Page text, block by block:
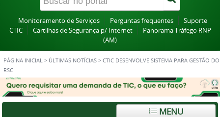
Monitoramento de Serviços Perguntas frequentes
Suporte
CTIC
Cartilhas de Segurança p/ Internet
Panorama Tráfego RNP
(AM)
PÁGINA INICIAL > ÚLTIMAS NOTÍCIAS > CTIC DESENVOLVE SISTEMA PARA GESTÃO DO
RSC
MENU